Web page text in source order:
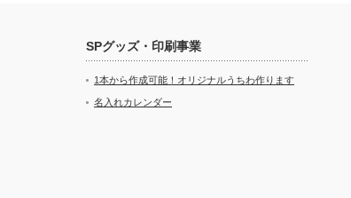
SPグッズ・印刷事業
1本から作成可能！オリジナルうちわ作ります
名入れカレンダー